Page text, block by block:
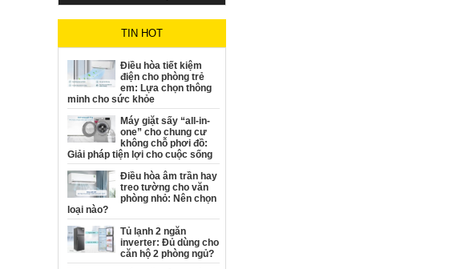
TIN HOT
Điều hòa tiết kiệm
điện cho phòng trẻ
em: Lựa chọn thông
minh cho sức khỏe
Máy giặt sấy “all-in-
one” cho chung cư
không chỗ phơi đồ:
Giải pháp tiện lợi cho cuộc sống
Điều hòa âm trần hay
treo tường cho văn
phòng nhỏ: Nên chọn
loại nào?
Tủ lạnh 2 ngăn
inverter: Đủ dùng cho
căn hộ 2 phòng ngủ?